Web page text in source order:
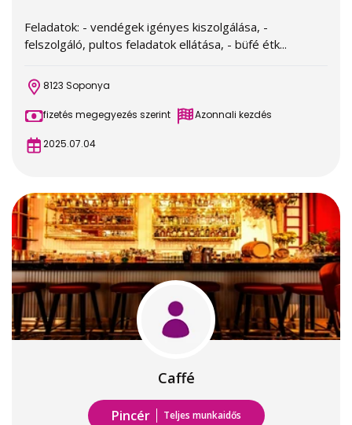
Feladatok: - vendégek igényes kiszolgálása, -
felszolgáló, pultos feladatok ellátása, - büfé étk...
8123 Soponya
fizetés megegyezés szerint Azonnali kezdés
2025.07.04
Caffé
Pincér Teljes munkaidős